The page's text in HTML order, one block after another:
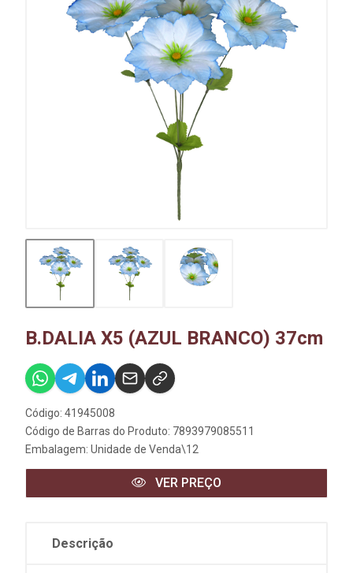
B.DALIA X5 (AZUL BRANCO) 37cm
Código: 41945008
Código de Barras do Produto: 7893979085511
Embalagem: Unidade de Venda\12
VER PREÇO
Descrição